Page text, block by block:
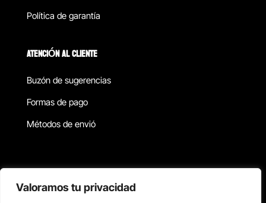
Valoramos tu privacidad
Política de garantía
ATENCIÓN AL CLIENTE
Buzón de sugerencias
Formas de pago
Métodos de envió